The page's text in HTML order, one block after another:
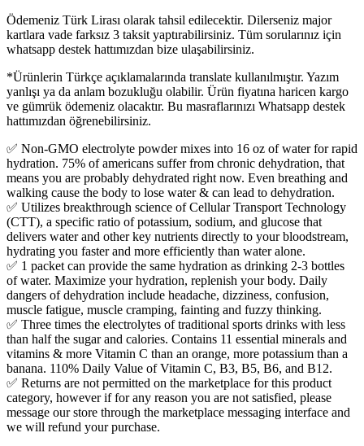
Ödemeniz Türk Lirası olarak tahsil edilecektir. Dilerseniz major
kartlara vade farksız 3 taksit yaptırabilirsiniz. Tüm sorularınız için
whatsapp destek hattımızdan bize ulaşabilirsiniz.
*Ürünlerin Türkçe açıklamalarında translate kullanılmıştır. Yazım
yanlışı ya da anlam bozukluğu olabilir. Ürün fiyatına haricen kargo
ve gümrük ödemeniz olacaktır. Bu masraflarınızı Whatsapp destek
hattımızdan öğrenebilirsiniz.
✅ Non-GMO electrolyte powder mixes into 16 oz of water for rapid
hydration. 75% of americans suffer from chronic dehydration, that
means you are probably dehydrated right now. Even breathing and
walking cause the body to lose water & can lead to dehydration.
✅ Utilizes breakthrough science of Cellular Transport Technology
(CTT), a specific ratio of potassium, sodium, and glucose that
delivers water and other key nutrients directly to your bloodstream,
hydrating you faster and more efficiently than water alone.
✅ 1 packet can provide the same hydration as drinking 2-3 bottles
of water. Maximize your hydration, replenish your body. Daily
dangers of dehydration include headache, dizziness, confusion,
muscle fatigue, muscle cramping, fainting and fuzzy thinking.
✅ Three times the electrolytes of traditional sports drinks with less
than half the sugar and calories. Contains 11 essential minerals and
vitamins & more Vitamin C than an orange, more potassium than a
banana. 110% Daily Value of Vitamin C, B3, B5, B6, and B12.
✅ Returns are not permitted on the marketplace for this product
category, however if for any reason you are not satisfied, please
message our store through the marketplace messaging interface and
we will refund your purchase.